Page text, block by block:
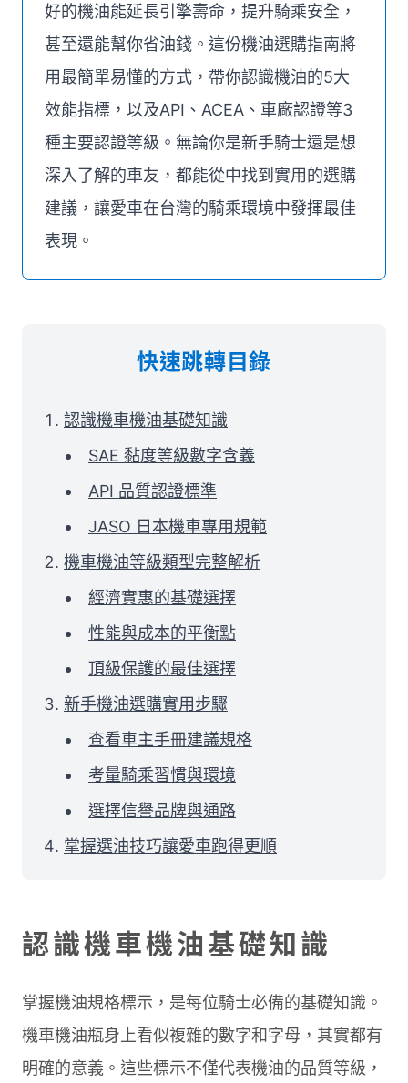
好的機油能延長引擎壽命，提升騎乘安全，
甚至還能幫你省油錢。這份機油選購指南將
用最簡單易懂的方式，帶你認識機油的5大
效能指標，以及API、ACEA、車廠認證等3
種主要認證等級。無論你是新手騎士還是想
深入了解的車友，都能從中找到實用的選購
建議，讓愛車在台灣的騎乘環境中發揮最佳
表現。
快速跳轉目錄
認識機車機油基礎知識
SAE 黏度等級數字含義
API 品質認證標準
JASO 日本機車專用規範
機車機油等級類型完整解析
經濟實惠的基礎選擇
性能與成本的平衡點
頂級保護的最佳選擇
新手機油選購實用步驟
查看車主手冊建議規格
考量騎乘習慣與環境
選擇信譽品牌與通路
掌握選油技巧讓愛車跑得更順
認識機車機油基礎知識
掌握機油規格標示，是每位騎士必備的基礎知識。
機車機油瓶身上看似複雜的數字和字母，其實都有
明確的意義。這些標示不僅代表機油的品質等級，